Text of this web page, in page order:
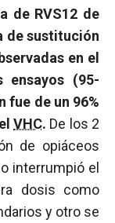
de RVS12 de
de sustitución
en el
ensayos (95-
fue de un 96%
VHC. De los 2
de opiáceos
interrumpió el
dosis como
y otro se